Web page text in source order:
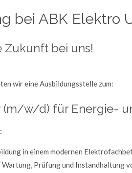
bei ABK Elektro
Zukunft bei uns!
wir eine Ausbildungsstelle zum:
(m/w/d) für Energie-
in einem modernen
Wartung, Prüfung und Instandhaltung